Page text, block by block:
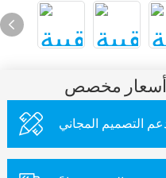
مخصص
التصميم المجاني